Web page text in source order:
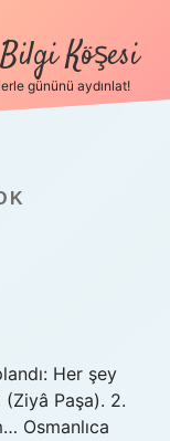
Köşesi
gününü aydınlat!
Her şey
Paşa). 2.
Osmanlıca